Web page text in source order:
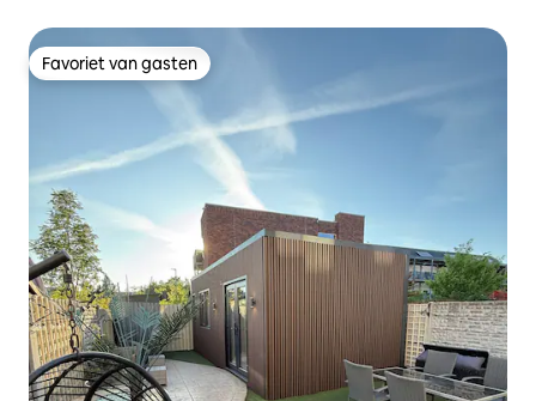
Favoriet van gasten
Favoriet van gasten